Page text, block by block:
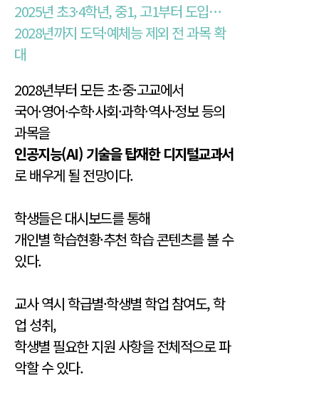
2025년 초3·4학년, 중1, 고1부터 도입…
2028년까지 도덕·예체능 제외 전 과목 확
대
2028년부터 모든 초·중·고교에서
국어·영어·수학·사회·과학·역사·정보 등의
과목을
인공지능(AI) 기술을 탑재한 디지털교과서
로 배우게 될 전망이다.
학생들은 대시보드를 통해
개인별 학습현황·추천 학습 콘텐츠를 볼 수
있다.
교사 역시 학급별·학생별 학업 참여도, 학
업 성취,
학생별 필요한 지원 사항을 전체적으로 파
악할 수 있다.